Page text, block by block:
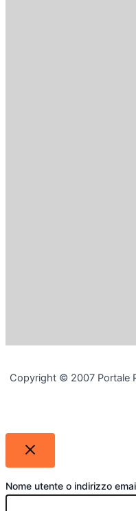
Copyright © 2007 Portale
Nome utente o indirizzo